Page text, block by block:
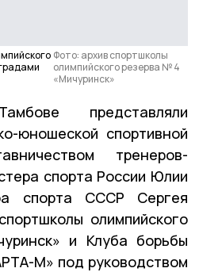
Фото: архив спортшколы
олимпийского резерва № 4
«Мичуринск»
представляли
юношеской спортивной
тренеров-
спорта России Юлии
спорта СССР Сергея
олимпийского
и Клуба борьбы
М» под руководством